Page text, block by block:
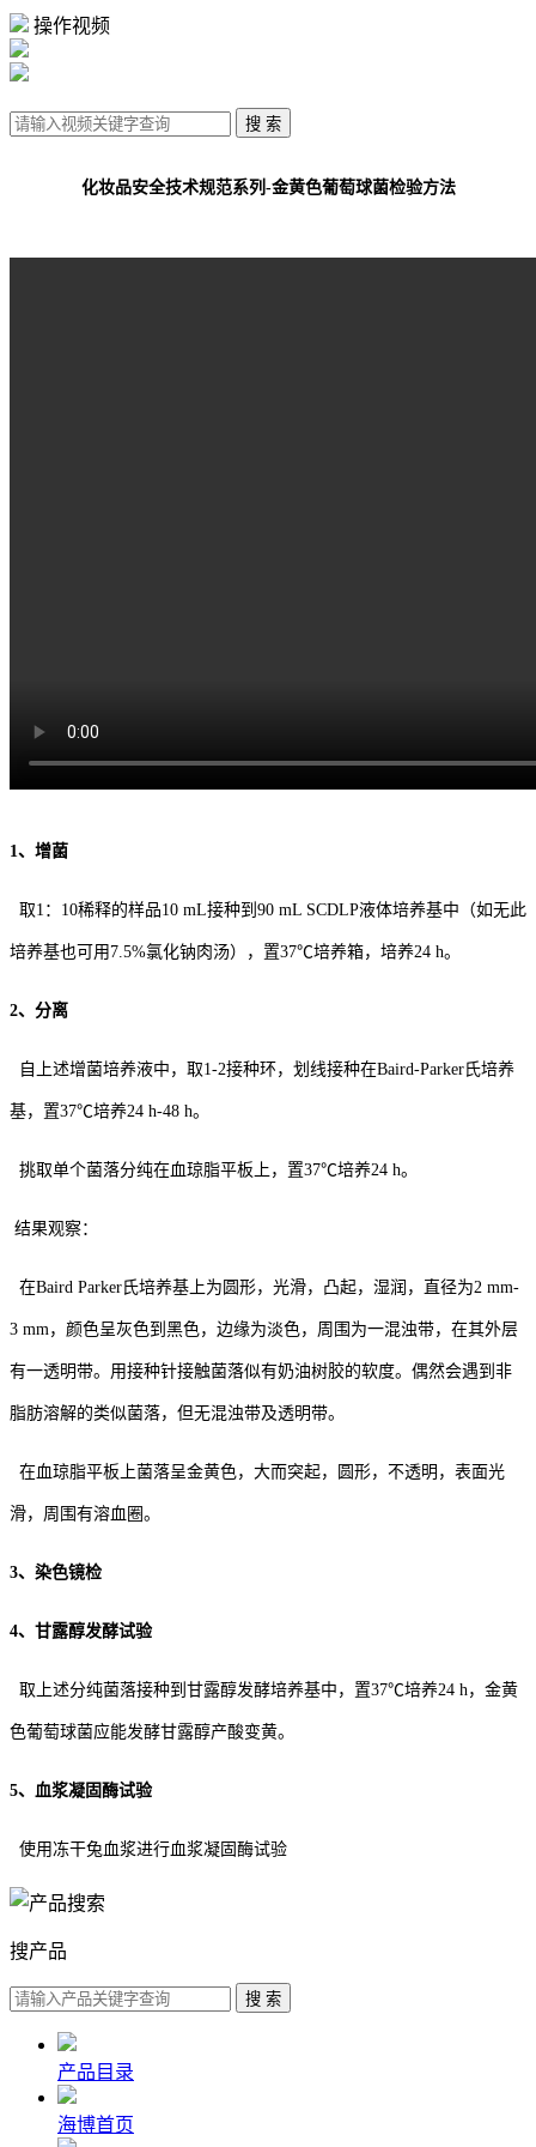
操作视频
化妆品安全技术规范系列-金黄色葡萄球菌检验方法
1、增菌
取1：10稀释的样品10 mL接种到90 mL SCDLP液体培养基中（如无此
培养基也可用7.5%氯化钠肉汤），置37℃培养箱，培养24 h。
2、分离
自上述增菌培养液中，取1-2接种环，划线接种在Baird-Parker氏培养
基，置37℃培养24 h-48 h。
挑取单个菌落分纯在血琼脂平板上，置37℃培养24 h。
结果观察：
在Baird Parker氏培养基上为圆形，光滑，凸起，湿润，直径为2 mm-
3 mm，颜色呈灰色到黑色，边缘为淡色，周围为一混浊带，在其外层
有一透明带。用接种针接触菌落似有奶油树胶的软度。偶然会遇到非
脂肪溶解的类似菌落，但无混浊带及透明带。
在血琼脂平板上菌落呈金黄色，大而突起，圆形，不透明，表面光
滑，周围有溶血圈。
3、染色镜检
4、甘露醇发酵试验
取上述分纯菌落接种到甘露醇发酵培养基中，置37℃培养24 h，金黄
色葡萄球菌应能发酵甘露醇产酸变黄。
5、血浆凝固酶试验
使用冻干兔血浆进行血浆凝固酶试验
搜产品
产品目录
海博首页